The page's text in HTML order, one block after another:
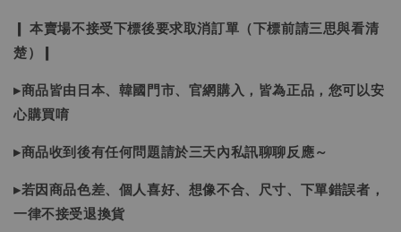
❙ 本賣場不接受下標後要求取消訂單（下標前請三思與看清
楚）❙
▸商品皆由日本、韓國門市、官網購入，皆為正品，您可以安
心購買唷
▸商品收到後有任何問題請於三天內私訊聊聊反應～
▸若因商品色差、個人喜好、想像不合、尺寸、下單錯誤者，
一律不接受退換貨